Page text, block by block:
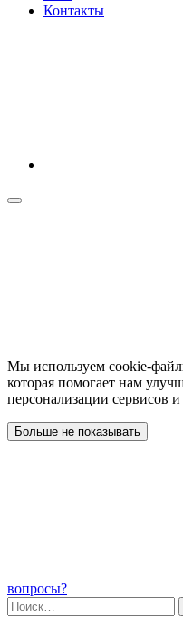
Контакты
Мы используем cookie-
которая помогает нам
персонализации сервисов
Больше не показывать
вопросы?
Найти: